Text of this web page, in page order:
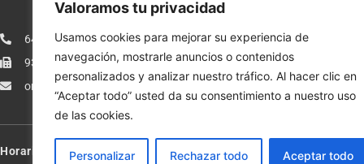
Valoramos tu privacidad
Usamos cookies para mejorar su experiencia de
navegación, mostrarle anuncios o contenidos
personalizados y analizar nuestro tráfico. Al hacer clic en
“Aceptar todo” usted da su consentimiento a nuestro uso
de las cookies.
Personalizar Rechazar todo Aceptar todo
640277962
933113005
orientexpressmodelismo@gmail.com
Condiciones
Política de
Política de
Horario: Lun-Vie de 10:00-13:30 y 17:00-20:00 – Sáb de 10:00-13:30